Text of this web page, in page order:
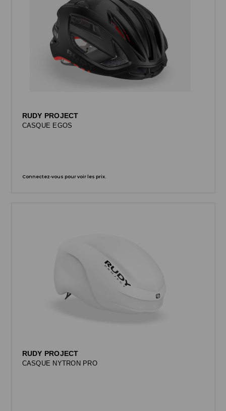
RUDY PROJECT
CASQUE EGOS
Connectez-vous pour voir les prix.
RUDY PROJECT
CASQUE NYTRON PRO